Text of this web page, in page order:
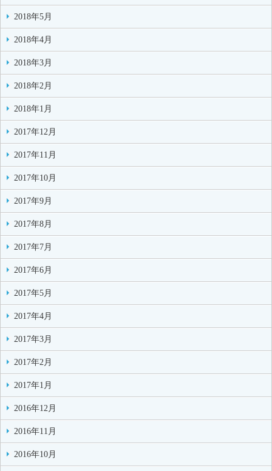
2018年5月
2018年4月
2018年3月
2018年2月
2018年1月
2017年12月
2017年11月
2017年10月
2017年9月
2017年8月
2017年7月
2017年6月
2017年5月
2017年4月
2017年3月
2017年2月
2017年1月
2016年12月
2016年11月
2016年10月